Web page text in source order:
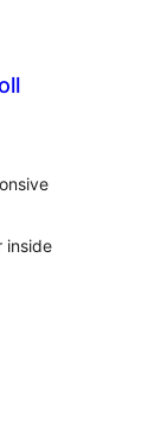
inside